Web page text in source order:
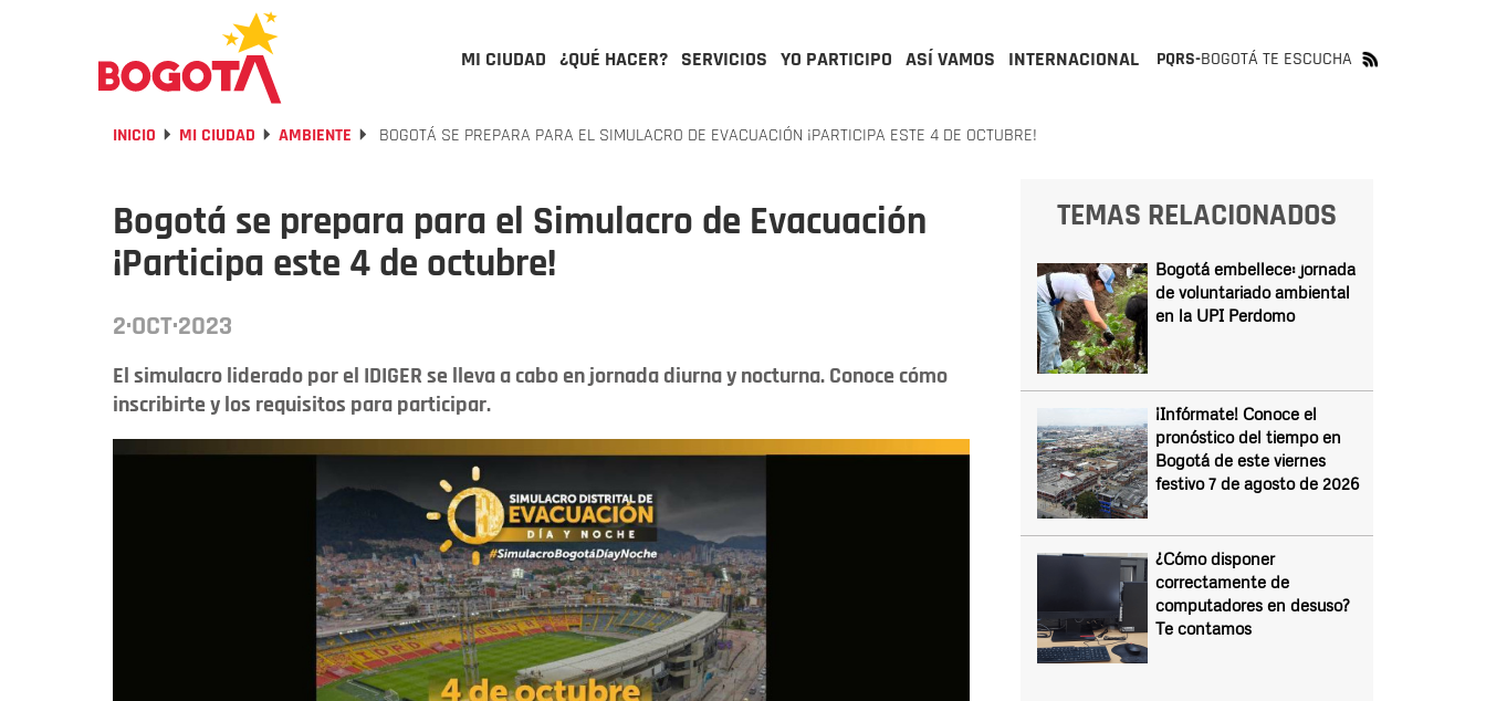
MI CIUDAD ¿QUÉ HACER? SERVICIOS YO PARTICIPO ASÍ VAMOS INTERNACIONAL PQRS-BOGOTÁ TE ESCUCHA
INICIO MI CIUDAD AMBIENTE BOGOTÁ SE PREPARA PARA EL SIMULACRO DE EVACUACIÓN ¡PARTICIPA ESTE 4 DE OCTUBRE!
Bogotá se prepara para el Simulacro de Evacuación
¡Participa este 4 de octubre!
2·OCT·2023
El simulacro liderado por el IDIGER se lleva a cabo en jornada diurna y nocturna. Conoce cómo
inscribirte y los requisitos para participar.
TEMAS RELACIONADOS
Bogotá embellece: jornada
de voluntariado ambiental
en la UPI Perdomo
¡Infórmate! Conoce el
pronóstico del tiempo en
Bogotá de este viernes
festivo 7 de agosto de 2026
¿Cómo disponer
correctamente de
computadores en desuso?
Te contamos